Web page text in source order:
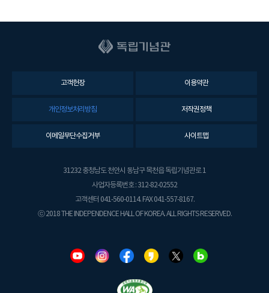
고객헌장 이용약관
개인정보처리방침 저작권정책
이메일무단수집거부 사이트맵
31232 충청남도 천안시 동남구 목천읍 독립기념관로 1
사업자등록번호 : 312-82-02552
고객센터 041-560-0114. FAX 041-557-8167.
ⓒ 2018 THE INDEPENDENCE HALL OF KOREA. ALL RIGHTS RESERVED.